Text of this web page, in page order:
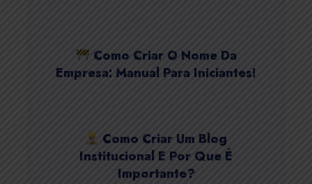
Como Criar O Nome Da
Empresa: Manual Para Iniciantes!
Como Criar Um Blog
Institucional E Por Que É
Importante?